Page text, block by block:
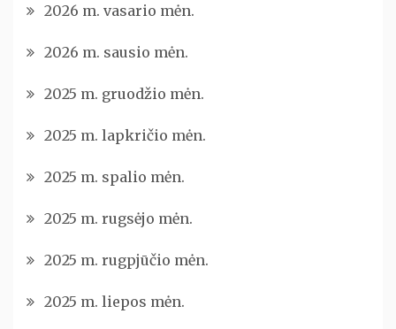
2026 m. vasario mėn.
2026 m. sausio mėn.
2025 m. gruodžio mėn.
2025 m. lapkričio mėn.
2025 m. spalio mėn.
2025 m. rugsėjo mėn.
2025 m. rugpjūčio mėn.
2025 m. liepos mėn.